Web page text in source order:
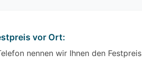
vor Ort:
nennen wir Ihnen den Festpreis